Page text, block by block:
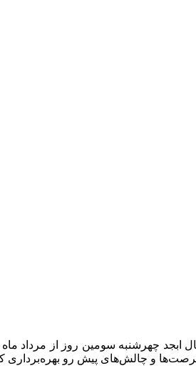
فرصت‌ها و چالش‌های پیش رو بهره‌برداری